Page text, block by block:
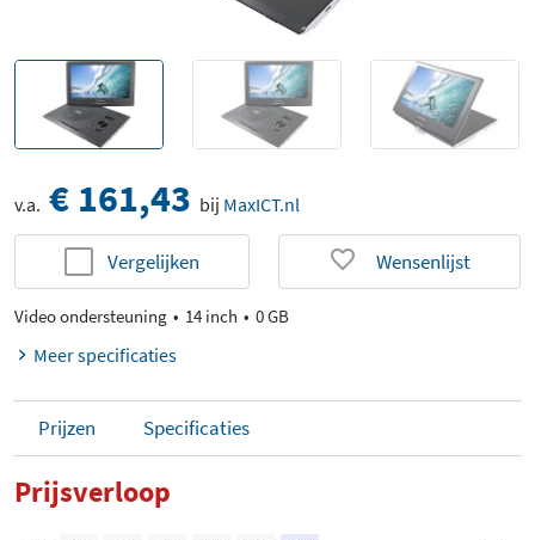
v.a. € 161,43 bij MaxICT.nl
Vergelijken Wensenlijst
Video ondersteuning 14 inch 0 GB
Meer specificaties
Prijzen Specificaties
Prijsverloop